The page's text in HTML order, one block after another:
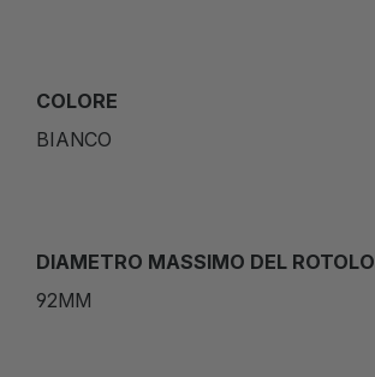
COLORE
BIANCO
DIAMETRO MASSIMO DEL ROTOLO
92MM